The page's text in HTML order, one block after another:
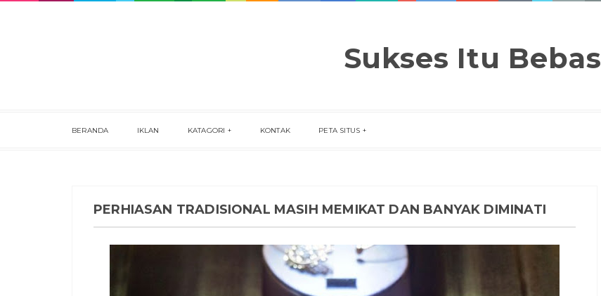
Sukses Itu Bebas
BERANDA IKLAN KATAGORI KONTAK PETA SITUS
PERHIASAN TRADISIONAL MASIH MEMIKAT DAN BANYAK DIMINATI